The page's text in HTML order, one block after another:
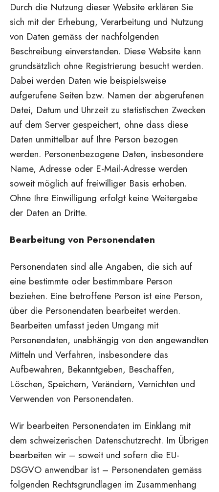
Durch die Nutzung dieser Website erklären Sie
sich mit der Erhebung, Verarbeitung und Nutzung
von Daten gemäss der nachfolgenden
Beschreibung einverstanden. Diese Website kann
grundsätzlich ohne Registrierung besucht werden.
Dabei werden Daten wie beispielsweise
aufgerufene Seiten bzw. Namen der abgerufenen
Datei, Datum und Uhrzeit zu statistischen Zwecken
auf dem Server gespeichert, ohne dass diese
Daten unmittelbar auf Ihre Person bezogen
werden. Personenbezogene Daten, insbesondere
Name, Adresse oder E-Mail-Adresse werden
soweit möglich auf freiwilliger Basis erhoben.
Ohne Ihre Einwilligung erfolgt keine Weitergabe
der Daten an Dritte.
Bearbeitung von Personendaten
Personendaten sind alle Angaben, die sich auf
eine bestimmte oder bestimmbare Person
beziehen. Eine betroffene Person ist eine Person,
über die Personendaten bearbeitet werden.
Bearbeiten umfasst jeden Umgang mit
Personendaten, unabhängig von den angewandten
Mitteln und Verfahren, insbesondere das
Aufbewahren, Bekanntgeben, Beschaffen,
Löschen, Speichern, Verändern, Vernichten und
Verwenden von Personendaten.
Wir bearbeiten Personendaten im Einklang mit
dem schweizerischen Datenschutzrecht. Im Übrigen
bearbeiten wir – soweit und sofern die EU-
DSGVO anwendbar ist – Personendaten gemäss
folgenden Rechtsgrundlagen im Zusammenhang